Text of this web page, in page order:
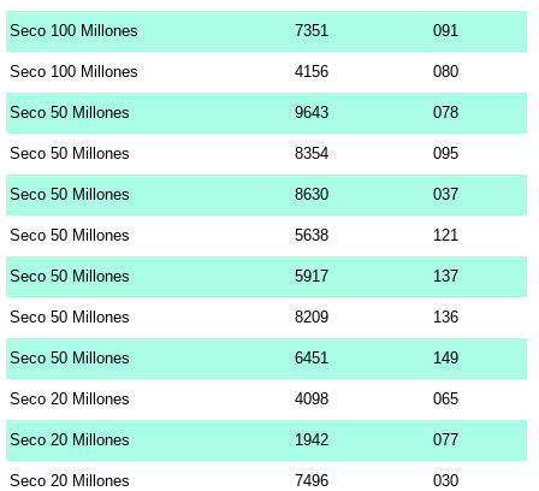
Seco 100 Millones 7351 091
Seco 100 Millones 4156 080
Seco 50 Millones 9643 078
Seco 50 Millones 8354 095
Seco 50 Millones 8630 037
Seco 50 Millones 5638 121
Seco 50 Millones 5917 137
Seco 50 Millones 8209 136
Seco 50 Millones 6451 149
Seco 20 Millones 4098 065
Seco 20 Millones 1942 077
Seco 20 Millones 7496 030